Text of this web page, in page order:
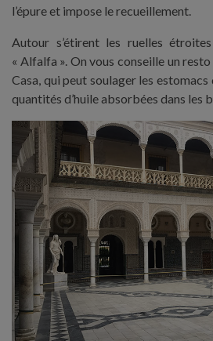
l’épure et impose le recueillement.
Autour s’étirent les ruelles
« Alfalfa ». On vous conseille un
Casa, qui peut soulager les
quantités d’huile absorbées dans les